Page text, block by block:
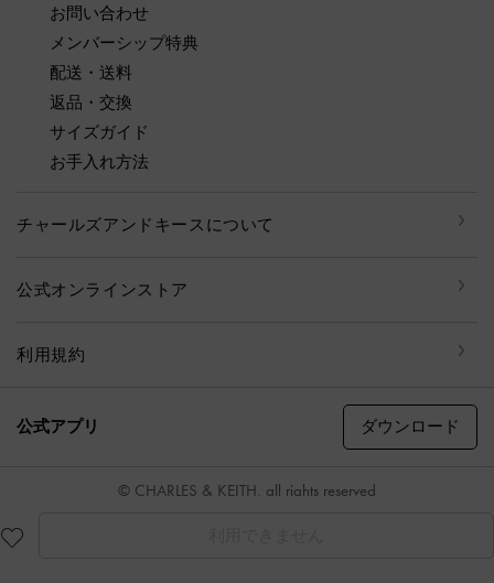
お問い合わせ
メンバーシップ特典
配送・送料
返品・交換
サイズガイド
お手入れ方法
チャールズアンドキースについて
公式オンラインストア
利用規約
公式アプリ ダウンロード
© CHARLES & KEITH, all rights reserved